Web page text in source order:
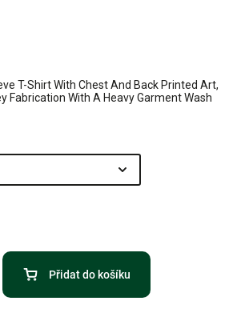
T-Shirt With Chest And Back Printed Art,
Fabrication With A Heavy Garment Wash
Přidat do košíku